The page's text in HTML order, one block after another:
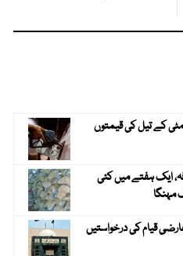
مٹی کے تیل کی قیمتوں
ایک ہفتے میں کئی
قیام کی درخواستیں